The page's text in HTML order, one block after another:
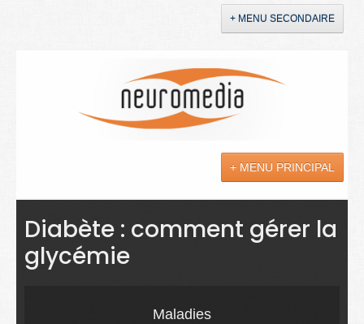
+ MENU SECONDAIRE
+ MENU PRINCIPAL
Actualités
Sciences
Diabète : comment gérer la
glycémie
Maladies